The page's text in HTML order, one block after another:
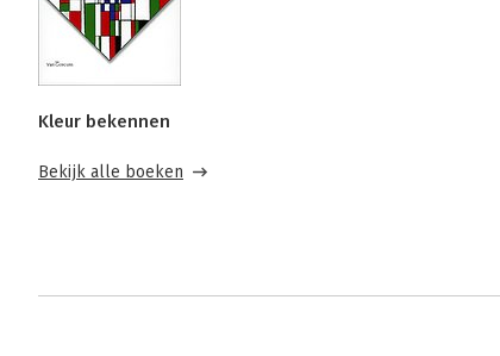
Kleur bekennen
Bekijk alle boeken